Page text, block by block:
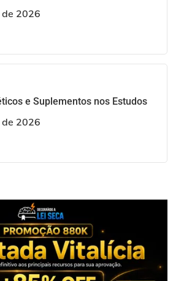
2026
e Suplementos nos Estudos
2026